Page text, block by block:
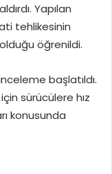
Yapılan
tehlikesinin
öğrenildi.
başlatıldı.
sürücülere hız
konusunda